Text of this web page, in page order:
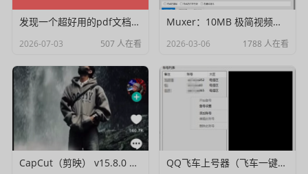
发现一个超好用的pdf文档编辑器
2026-07-03 507 人在看
Muxer：10MB 极简视频字幕批量封装工具 (单文件/绿色版)
2026-03-06 1788 人在看
CapCut（剪映） v15.8.0 国际高级会员解锁破解版 QQ飞车上号器（飞车一键登号器）V1.0